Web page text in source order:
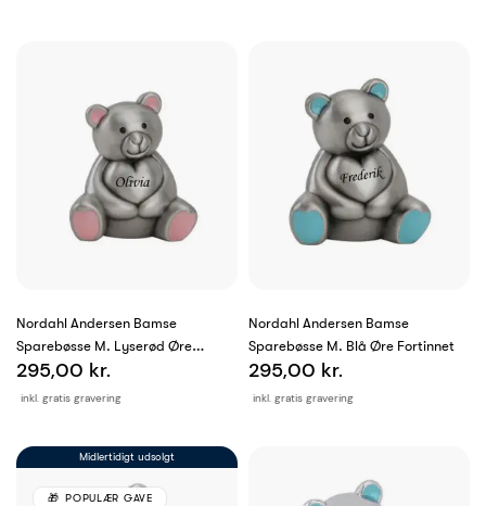
Nordahl Andersen Bamse
Sparebøsse M. Lyserød Øre
Fortinnet
inkl. gratis gravering
295,00 kr.
Nordahl Andersen Bamse
Sparebøsse M. Blå Øre Fortinnet
inkl. gratis gravering
295,00 kr.
Midlertidigt udsolgt
POPULÆR GAVE